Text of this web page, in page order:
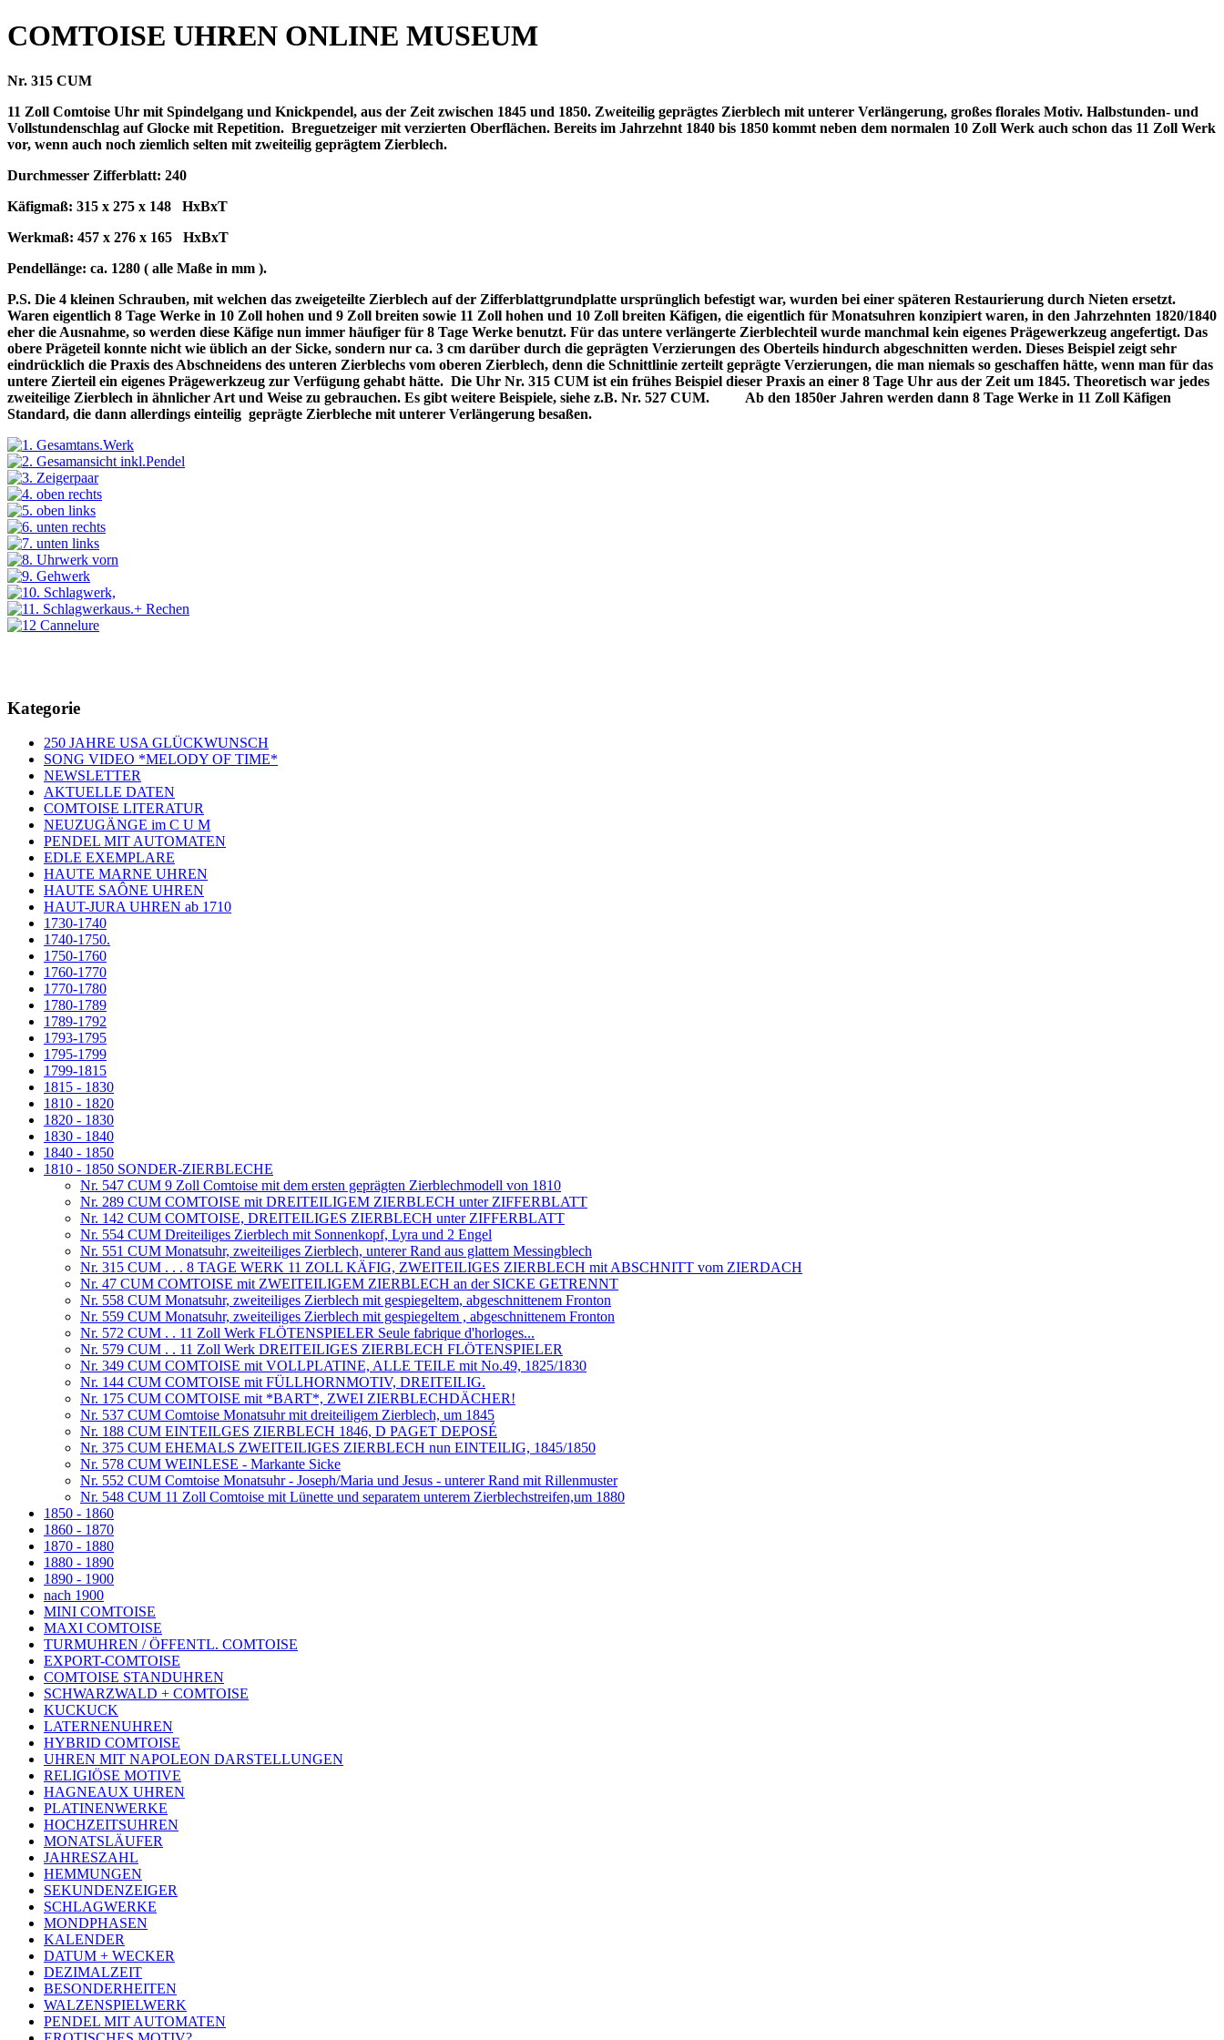
COMTOISE UHREN ONLINE MUSEUM
Nr. 315 CUM
11 Zoll Comtoise Uhr mit Spindelgang und Knickpendel, aus der Zeit zwischen 1845 und 1850. Zweiteilig geprägtes Zierblech mit unterer Verlängerung, großes florales Motiv. Halbstunden- und
Vollstundenschlag auf Glocke mit Repetition. Breguetzeiger mit verzierten Oberflächen. Bereits im Jahrzehnt 1840 bis 1850 kommt neben dem normalen 10 Zoll Werk auch schon das 11 Zoll Werk
vor, wenn auch noch ziemlich selten mit zweiteilig geprägtem Zierblech.
Durchmesser Zifferblatt: 240
Käfigmaß: 315 x 275 x 148 HxBxT
Werkmaß: 457 x 276 x 165 HxBxT
Pendellänge: ca. 1280 ( alle Maße in mm ).
P.S. Die 4 kleinen Schrauben, mit welchen das zweigeteilte Zierblech auf der Zifferblattgrundplatte ursprünglich befestigt war, wurden bei einer späteren Restaurierung durch Nieten ersetzt.
Waren eigentlich 8 Tage Werke in 10 Zoll hohen und 9 Zoll breiten sowie 11 Zoll hohen und 10 Zoll breiten Käfigen, die eigentlich für Monatsuhren konzipiert waren, in den Jahrzehnten 1820/1840
eher die Ausnahme, so werden diese Käfige nun immer häufiger für 8 Tage Werke benutzt. Für das untere verlängerte Zierblechteil wurde manchmal kein eigenes Prägewerkzeug angefertigt. Das
obere Prägeteil konnte nicht wie üblich an der Sicke, sondern nur ca. 3 cm darüber durch die geprägten Verzierungen des Oberteils hindurch abgeschnitten werden. Dieses Beispiel zeigt sehr
eindrücklich die Praxis des Abschneidens des unteren Zierblechs vom oberen Zierblech, denn die Schnittlinie zerteilt geprägte Verzierungen, die man niemals so geschaffen hätte, wenn man für das
untere Zierteil ein eigenes Prägewerkzeug zur Verfügung gehabt hätte. Die Uhr Nr. 315 CUM ist ein frühes Beispiel dieser Praxis an einer 8 Tage Uhr aus der Zeit um 1845. Theoretisch war jedes
zweiteilige Zierblech in ähnlicher Art und Weise zu gebrauchen. Es gibt weitere Beispiele, siehe z.B. Nr. 527 CUM.
Ab den 1850er Jahren werden dann 8 Tage Werke in 11 Zoll Käfigen
Standard, die dann allerdings einteilig geprägte Zierbleche mit unterer Verlängerung besaßen.
Kategorie
250 JAHRE USA GLÜCKWUNSCH
SONG VIDEO *MELODY OF TIME*
NEWSLETTER
AKTUELLE DATEN
COMTOISE LITERATUR
NEUZUGÄNGE im C U M
PENDEL MIT AUTOMATEN
EDLE EXEMPLARE
HAUTE MARNE UHREN
HAUTE SAÔNE UHREN
HAUT-JURA UHREN ab 1710
1730-1740
1740-1750.
1750-1760
1760-1770
1770-1780
1780-1789
1789-1792
1793-1795
1795-1799
1799-1815
1815 - 1830
1810 - 1820
1820 - 1830
1830 - 1840
1840 - 1850
1810 - 1850 SONDER-ZIERBLECHE
Nr. 547 CUM 9 Zoll Comtoise mit dem ersten geprägten Zierblechmodell von 1810
Nr. 289 CUM COMTOISE mit DREITEILIGEM ZIERBLECH unter ZIFFERBLATT
Nr. 142 CUM COMTOISE, DREITEILIGES ZIERBLECH unter ZIFFERBLATT
Nr. 554 CUM Dreiteiliges Zierblech mit Sonnenkopf, Lyra und 2 Engel
Nr. 551 CUM Monatsuhr, zweiteiliges Zierblech, unterer Rand aus glattem Messingblech
Nr. 315 CUM . . . 8 TAGE WERK 11 ZOLL KÄFIG, ZWEITEILIGES ZIERBLECH mit ABSCHNITT vom ZIERDACH
Nr. 47 CUM COMTOISE mit ZWEITEILIGEM ZIERBLECH an der SICKE GETRENNT
Nr. 558 CUM Monatsuhr, zweiteiliges Zierblech mit gespiegeltem, abgeschnittenem Fronton
Nr. 559 CUM Monatsuhr, zweiteiliges Zierblech mit gespiegeltem , abgeschnittenem Fronton
Nr. 572 CUM . . 11 Zoll Werk FLÖTENSPIELER Seule fabrique d'horloges...
Nr. 579 CUM . . 11 Zoll Werk DREITEILIGES ZIERBLECH FLÖTENSPIELER
Nr. 349 CUM COMTOISE mit VOLLPLATINE, ALLE TEILE mit No.49, 1825/1830
Nr. 144 CUM COMTOISE mit FÜLLHORNMOTIV, DREITEILIG.
Nr. 175 CUM COMTOISE mit *BART*, ZWEI ZIERBLECHDÄCHER!
Nr. 537 CUM Comtoise Monatsuhr mit dreiteiligem Zierblech, um 1845
Nr. 188 CUM EINTEILGES ZIERBLECH 1846, D PAGET DEPOSÉ
Nr. 375 CUM EHEMALS ZWEITEILIGES ZIERBLECH nun EINTEILIG, 1845/1850
Nr. 578 CUM WEINLESE - Markante Sicke
Nr. 552 CUM Comtoise Monatsuhr - Joseph/Maria und Jesus - unterer Rand mit Rillenmuster
Nr. 548 CUM 11 Zoll Comtoise mit Lünette und separatem unterem Zierblechstreifen,um 1880
1850 - 1860
1860 - 1870
1870 - 1880
1880 - 1890
1890 - 1900
nach 1900
MINI COMTOISE
MAXI COMTOISE
TURMUHREN / ÖFFENTL. COMTOISE
EXPORT-COMTOISE
COMTOISE STANDUHREN
SCHWARZWALD + COMTOISE
KUCKUCK
LATERNENUHREN
HYBRID COMTOISE
UHREN MIT NAPOLEON DARSTELLUNGEN
RELIGIÖSE MOTIVE
HAGNEAUX UHREN
PLATINENWERKE
HOCHZEITSUHREN
MONATSLÄUFER
JAHRESZAHL
HEMMUNGEN
SEKUNDENZEIGER
SCHLAGWERKE
MONDPHASEN
KALENDER
DATUM + WECKER
DEZIMALZEIT
BESONDERHEITEN
WALZENSPIELWERK
PENDEL MIT AUTOMATEN